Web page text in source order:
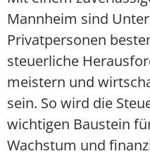
Mannheim sind
Privatpersonen
steuerliche
meistern und
sein. So wird die
wichtigen Baustein
Wachstum und